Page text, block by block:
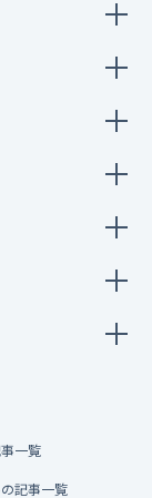
一覧
記事一覧